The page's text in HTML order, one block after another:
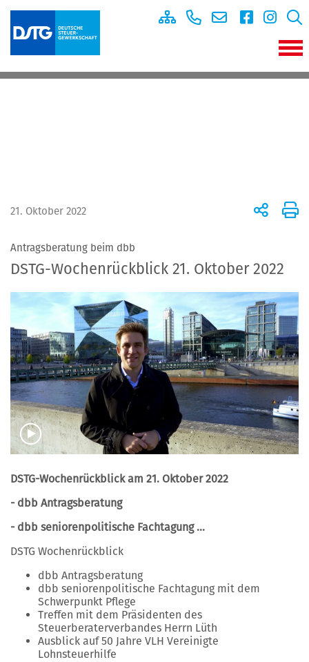
21. Oktober 2022
Antragsberatung beim dbb
DSTG-Wochenrückblick 21. Oktober 2022
DSTG-Wochenrückblick am 21. Oktober 2022
- dbb Antragsberatung
- dbb seniorenpolitische Fachtagung ...
DSTG Wochenrückblick
dbb Antragsberatung
dbb seniorenpolitische Fachtagung mit dem
Schwerpunkt Pflege
Treffen mit dem Präsidenten des
Steuerberaterverbandes Herrn Lüth
Ausblick auf 50 Jahre VLH Vereinigte
Lohnsteuerhilfe